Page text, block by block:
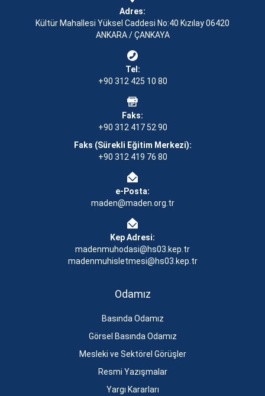
Adres:
Kültür Mahallesi Yüksel Caddesi No:40 Kızılay 06420
ANKARA / ÇANKAYA
Tel:
+90 312 425 10 80
Faks:
+90 312 417 52 90
Faks (Sürekli Eğitim Merkezi):
+90 312 419 76 80
e-Posta:
maden@maden.org.tr
Kep Adresi:
madenmuhodasi@hs03.kep.tr
madenmuhisletmesi@hs03.kep.tr
Odamız
Basında Odamız
Görsel Basında Odamız
Mesleki ve Sektörel Görüşler
Resmi Yazışmalar
Yargı Kararları